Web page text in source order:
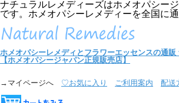
ナチュラルレメディーズはホメオパシー
です。ホメオパシーレメディーを全国に通
ホメオパシーレメディとフラワーエッセンスの通販
【ホメオパシージャパン正規販売店】
→マイページへ ♡お気に入り ご利用案内 配送